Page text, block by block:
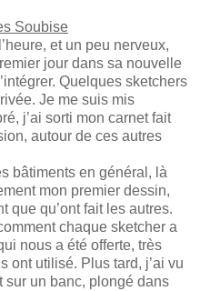
Soubise
et un peu nerveux,
jour dans sa nouvelle
Quelques sketchers
Je me suis mis
j’ai sorti mon carnet fait
autour de ces autres
bâtiments en général, là
mon premier dessin,
que qu’ont fait les autres.
chaque sketcher a
nous a été offerte, très
ont utilisé. Plus tard, j’ai vu
sur un banc, plongé dans